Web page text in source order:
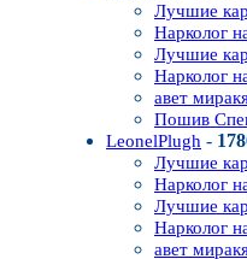
Лучшие
Нарколог
Лучшие
Нарколог
авет
Пошив
LeonelPlugh -
Лучшие
Нарколог
Лучшие
Нарколог
авет